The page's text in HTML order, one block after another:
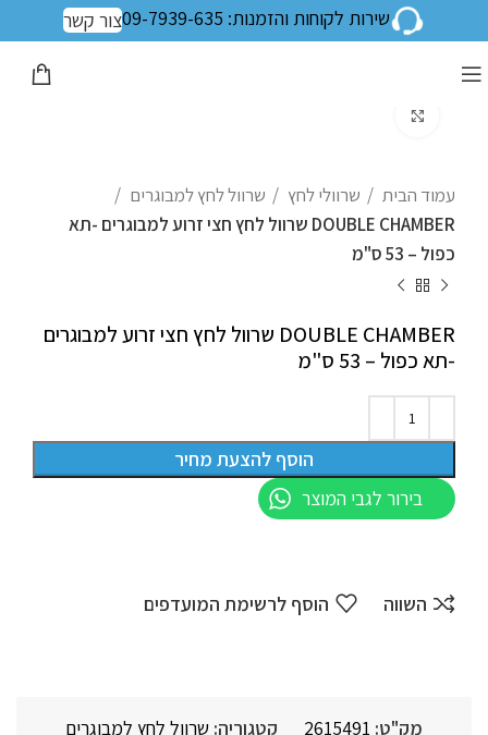
שירות לקוחות והזמנות: 09-7939-635 צור קשר
עמוד הבית שרוולי לחץ
שרוול לחץ למבוגרים
DOUBLE CHAMBER שרוול לחץ חצי זרוע למבוגרים -תא
כפול – 53 ס"מ
DOUBLE CHAMBER שרוול לחץ חצי זרוע למבוגרים
-תא כפול – 53 ס"מ
הוסף להצעת מחיר
בירור לגבי המוצר
השווה הוסף לרשימת המועדפים
מק"ט: 2615491 קטגוריה: שרוול לחץ למבוגרים